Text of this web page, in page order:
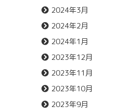
2024年3月
2024年2月
2024年1月
2023年12月
2023年11月
2023年10月
2023年9月